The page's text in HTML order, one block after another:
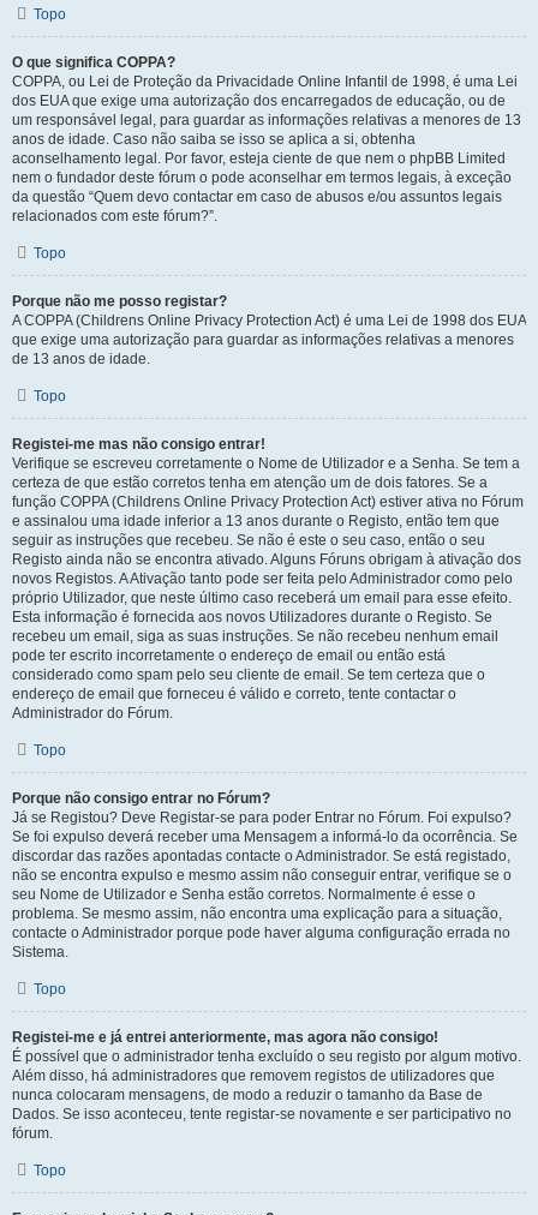
Topo
O que significa COPPA?
COPPA, ou Lei de Proteção da Privacidade Online Infantil de 1998, é uma Lei
dos EUA que exige uma autorização dos encarregados de educação, ou de
um responsável legal, para guardar as informações relativas a menores de 13
anos de idade. Caso não saiba se isso se aplica a si, obtenha
aconselhamento legal. Por favor, esteja ciente de que nem o phpBB Limited
nem o fundador deste fórum o pode aconselhar em termos legais, à exceção
da questão “Quem devo contactar em caso de abusos e/ou assuntos legais
relacionados com este fórum?”.
Topo
Porque não me posso registar?
A COPPA (Childrens Online Privacy Protection Act) é uma Lei de 1998 dos EUA
que exige uma autorização para guardar as informações relativas a menores
de 13 anos de idade.
Topo
Registei-me mas não consigo entrar!
Verifique se escreveu corretamente o Nome de Utilizador e a Senha. Se tem a
certeza de que estão corretos tenha em atenção um de dois fatores. Se a
função COPPA (Childrens Online Privacy Protection Act) estiver ativa no Fórum
e assinalou uma idade inferior a 13 anos durante o Registo, então tem que
seguir as instruções que recebeu. Se não é este o seu caso, então o seu
Registo ainda não se encontra ativado. Alguns Fóruns obrigam à ativação dos
novos Registos. A Ativação tanto pode ser feita pelo Administrador como pelo
próprio Utilizador, que neste último caso receberá um email para esse efeito.
Esta informação é fornecida aos novos Utilizadores durante o Registo. Se
recebeu um email, siga as suas instruções. Se não recebeu nenhum email
pode ter escrito incorretamente o endereço de email ou então está
considerado como spam pelo seu cliente de email. Se tem certeza que o
endereço de email que forneceu é válido e correto, tente contactar o
Administrador do Fórum.
Topo
Porque não consigo entrar no Fórum?
Já se Registou? Deve Registar-se para poder Entrar no Fórum. Foi expulso?
Se foi expulso deverá receber uma Mensagem a informá-lo da ocorrência. Se
discordar das razões apontadas contacte o Administrador. Se está registado,
não se encontra expulso e mesmo assim não conseguir entrar, verifique se o
seu Nome de Utilizador e Senha estão corretos. Normalmente é esse o
problema. Se mesmo assim, não encontra uma explicação para a situação,
contacte o Administrador porque pode haver alguma configuração errada no
Sistema.
Topo
Registei-me e já entrei anteriormente, mas agora não consigo!
É possível que o administrador tenha excluído o seu registo por algum motivo.
Além disso, há administradores que removem registos de utilizadores que
nunca colocaram mensagens, de modo a reduzir o tamanho da Base de
Dados. Se isso aconteceu, tente registar-se novamente e ser participativo no
fórum.
Topo